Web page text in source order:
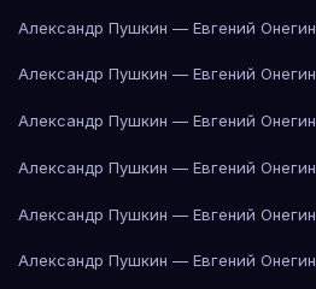
Александр Пушкин — Евгений Онегин
Александр Пушкин — Евгений Онегин
Александр Пушкин — Евгений Онегин
Александр Пушкин — Евгений Онегин
Александр Пушкин — Евгений Онегин
Александр Пушкин — Евгений Онегин